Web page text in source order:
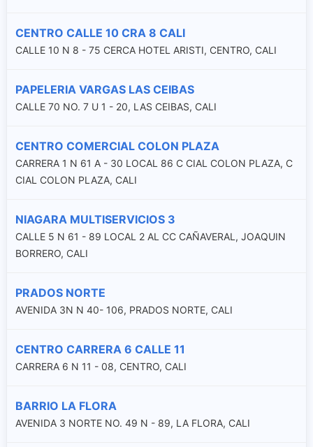
CENTRO CALLE 10 CRA 8 CALI
CALLE 10 N 8 - 75 CERCA HOTEL ARISTI, CENTRO, CALI
PAPELERIA VARGAS LAS CEIBAS
CALLE 70 NO. 7 U 1 - 20, LAS CEIBAS, CALI
CENTRO COMERCIAL COLON PLAZA
CARRERA 1 N 61 A - 30 LOCAL 86 C CIAL COLON PLAZA, C
CIAL COLON PLAZA, CALI
NIAGARA MULTISERVICIOS 3
CALLE 5 N 61 - 89 LOCAL 2 AL CC CAÑAVERAL, JOAQUIN
BORRERO, CALI
PRADOS NORTE
AVENIDA 3N N 40- 106, PRADOS NORTE, CALI
CENTRO CARRERA 6 CALLE 11
CARRERA 6 N 11 - 08, CENTRO, CALI
BARRIO LA FLORA
AVENIDA 3 NORTE NO. 49 N - 89, LA FLORA, CALI